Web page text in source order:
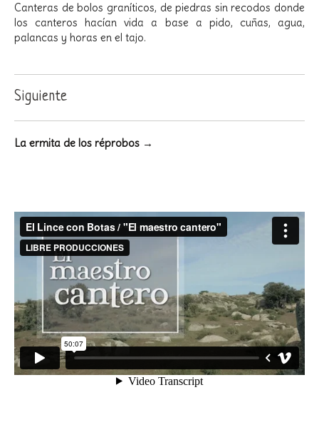
Canteras de bolos graníticos, de piedras sin recodos donde
los canteros hacían vida a base a pido, cuñas, agua,
palancas y horas en el tajo.
Siguiente
La ermita de los réprobos →